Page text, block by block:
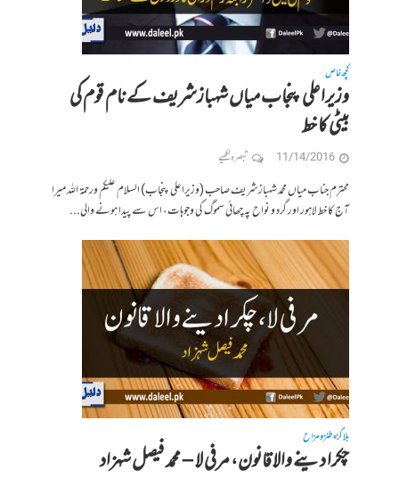
کچھ خاص
وزیراعلی پنجاب میاں شہبازشریف کے نام قوم کی
بیٹی کا خط
11/14/2016 تبصرہ لکھیے
محترم جناب میاں محمد شہباز شریف صاحب (وزیراعلی پنجاب) السلام علیکم ورحمۃ اللہ میرا
آج کا خط لاہور اور گرد و نواح پہ چھائی سموگ کی وجوہات، اس سے پیدا ہونے والی...
بلاگز•طنز و مزاح
چکرا دینے والا قانون، مرفی لا – محمد فیصل شہزاد